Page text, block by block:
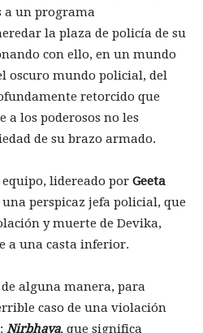
a un programa
la plaza de policía de su
con ello, en un mundo
oscuro mundo policial, del
retorcido que
a los poderosos no les
de su brazo armado.
lidereado por Geeta
una perspicaz jefa policial, que
y muerte de Devika,
a una casta inferior.
alguna manera, para
caso de una violación
Nirbhaya, que significa